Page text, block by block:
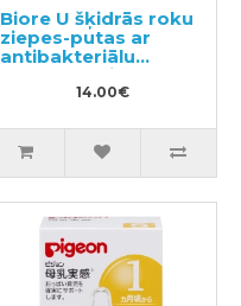
Biore U šķidrās roku
ziepes-putas ar
antibakteriālu
efektu, ar vieglu
citrusu aromātu
14.00€